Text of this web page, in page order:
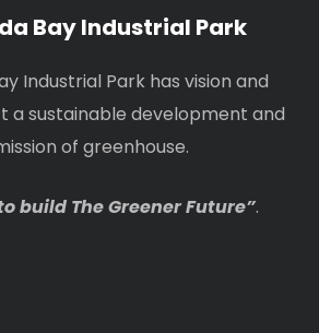
Bay Industrial Park
Industrial Park has vision and
a sustainable development and
of greenhouse.
build The Greener Future”.